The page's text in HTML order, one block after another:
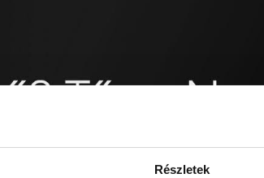
Részletek